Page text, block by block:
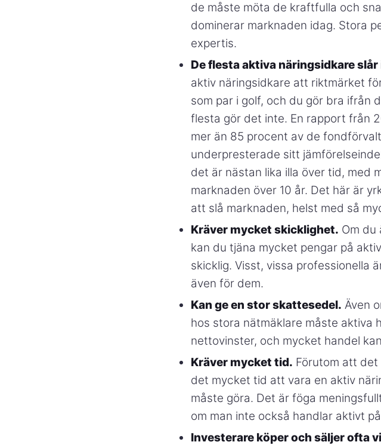
de måste möta de kraftfulla och
dominerar marknaden idag. Stora
expertis.
De flesta aktiva näringsidkare
aktiv näringsidkare att riktmärket
som par i golf, och du gör bra ifrån
flesta gör det inte. En rapport från
mer än 85 procent av de
underpresterade sitt
det är nästan lika illa över tid, med
marknaden över 10 år. Det här är
att slå marknaden, helst med så
Kräver mycket skicklighet. Om du
kan du tjäna mycket pengar på
skicklig. Visst, vissa professionella
även för dem.
Kan ge en stor skattesedel. Även
hos stora nätmäklare måste aktiva
nettovinster, och mycket handel
Kräver mycket tid. Förutom att
det mycket tid att vara en aktiv
måste göra. Det är föga
om man inte också handlar aktivt
Investerare köper och säljer ofta